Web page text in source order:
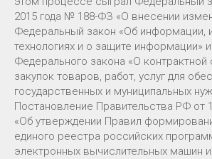
2015 года № 188-ФЗ «О внесении
Федеральный закон «Об информации,
технологиях и о защите информации»
Федерального закона «О
закупок товаров, работ, услуг для
государственных и муниципальных
Постановление Правительства РФ от
«Об утверждении Правил
единого реестра российских
электронных вычислительных машин